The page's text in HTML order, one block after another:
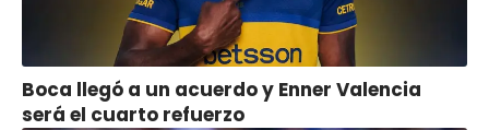
Boca llegó a un acuerdo y Enner Valencia
será el cuarto refuerzo